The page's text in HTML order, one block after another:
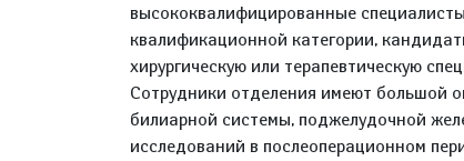
высококвалифицированные
квалификационной категории,
хирургическую или терапевтическую
Сотрудники отделения имеют большой
билиарной системы, поджелудочной
исследований в послеоперационном